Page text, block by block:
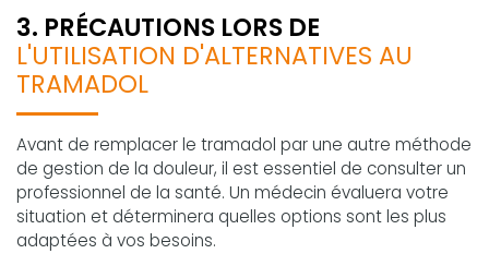
3. PRÉCAUTIONS LORS DE
L'UTILISATION D'ALTERNATIVES AU
TRAMADOL
Avant de remplacer le tramadol par une autre méthode
de gestion de la douleur, il est essentiel de consulter un
professionnel de la santé. Un médecin évaluera votre
situation et déterminera quelles options sont les plus
adaptées à vos besoins.